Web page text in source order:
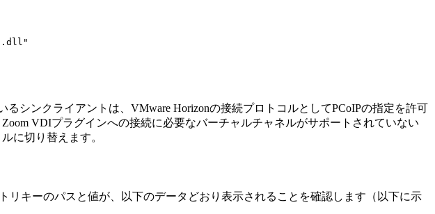
シンクライアントは、VMware Horizonの接続プロトコルとしてPCoIPの指定を許可
VDIプラグインへの接続に必要なバーチャルチャネルがサポートされていない
に切り替えます。
リキーのパスと値が、以下のデータどおり表示されることを確認します（以下に示